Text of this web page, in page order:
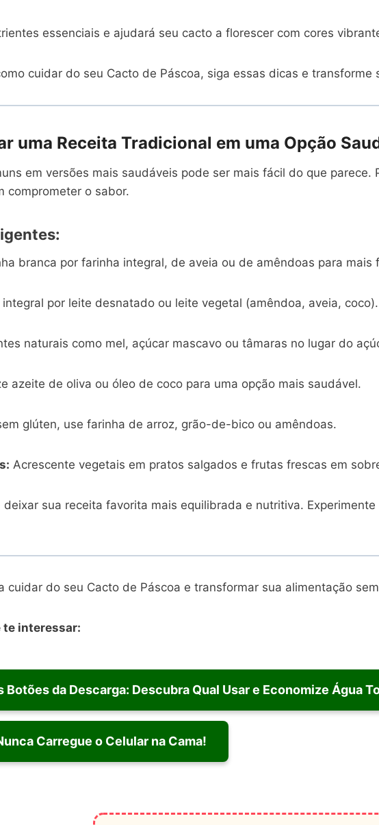
essenciais e ajudará seu cacto a florescer com cores
cuidar do seu Cacto de Páscoa, siga essas dicas e
uma Receita Tradicional em uma Opção
em versões mais saudáveis pode ser mais fácil do que
comprometer o sabor.
branca por farinha integral, de aveia ou de amêndoas para mais
por leite desnatado ou leite vegetal (amêndoa, aveia, coco).
naturais como mel, açúcar mascavo ou tâmaras no lugar do
azeite de oliva ou óleo de coco para uma opção mais saudável.
glúten, use farinha de arroz, grão-de-bico ou amêndoas.
Acrescente vegetais em pratos salgados e frutas frescas em
deixar sua receita favorita mais equilibrada e nutritiva.
cuidar do seu Cacto de Páscoa e transformar sua alimentação
te interessar:
Botões da Descarga: Descubra Qual Usar e Economize Água
Carregue o Celular na Cama!